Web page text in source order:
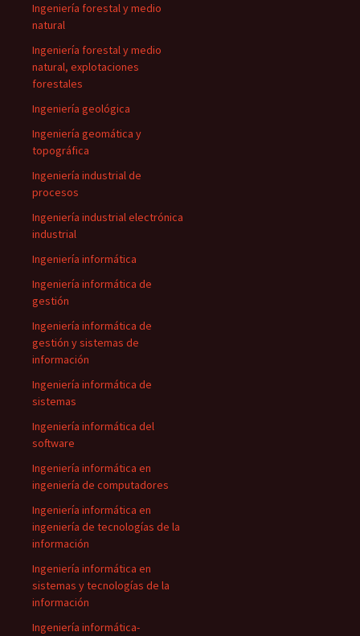
Ingeniería forestal y medio
natural
Ingeniería forestal y medio
natural, explotaciones
forestales
Ingeniería geológica
Ingeniería geomática y
topográfica
Ingeniería industrial de
procesos
Ingeniería industrial electrónica
industrial
Ingeniería informática
Ingeniería informática de
gestión
Ingeniería informática de
gestión y sistemas de
información
Ingeniería informática de
sistemas
Ingeniería informática del
software
Ingeniería informática en
ingeniería de computadores
Ingeniería informática en
ingeniería de tecnologías de la
información
Ingeniería informática en
sistemas y tecnologías de la
información
Ingeniería informática-